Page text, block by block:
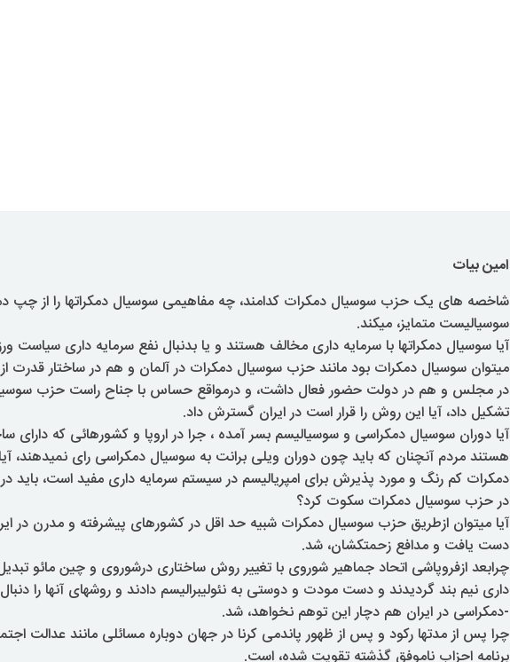
امین بیات
شاخصه های یک حزب سوسیال دمکرات کدامند، چه مفاهیمی سوسیال دمکراتها را از چپ
سوسیالیست متمایز، میکند.
آیا سوسیال دمکراتها با سرمایه داری مخالف هستند و یا بدنبال نفع سرمایه داری سیاست
میتوان سوسیال دمکرات بود مانند حزب سوسیال دمکرات در آلمان و هم در ساختار قدرت
در مجلس و هم در دولت حضور فعال داشت، و درمواقع حساس با جناح راست حزب
تشکیل داد، آیا این روش را قرار است در ایران گسترش داد.
آیا دوران سوسیال دمکراسی و سوسیالیسم بسر آمده ، جرا در اروپا و کشورهائی که دارای
هستند مردم آنچنان که باید چون دوران ویلی برانت به سوسیال دمکراسی رای
دمکرات کم رنگ و مورد پذیرش برای امپریالیسم در سیستم سرمایه داری مفید است، باید
در حزب سوسیال دمکرات سکوت کرد؟
آیا میتوان ازطریق حزب سوسیال دمکرات شبیه حد اقل در کشورهای پیشرفته و مدرن در
دست یافت و مدافع زحمتکشان، شد.
چرابعد ازفروپاشی اتحاد جماهیر شوروی با تغییر روش ساختاری درشوروی و چین مائو
داری نیم بند گردیدند و دست مودت و دوستی به نئولیبرالیسم دادند و روشهای آنها را
-دمکراسی در ایران هم دچار این توهم نخواهد، شد.
چرا پس از مدتها رکود و پس از ظهور پاندمی کرنا در جهان دوباره مسائلی مانند عدالت